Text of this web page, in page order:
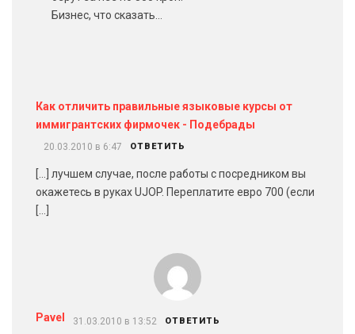
Бизнес, что сказать…
Как отличить правильные языковые курсы от
иммигрантских фирмочек - Подебрады
20.03.2010 в 6:47 ОТВЕТИТЬ
[…] лучшем случае, после работы с посредником вы
окажетесь в руках UJOP. Переплатите евро 700 (если
Pavel 31.03.2010 в 13:52 ОТВЕТИТЬ